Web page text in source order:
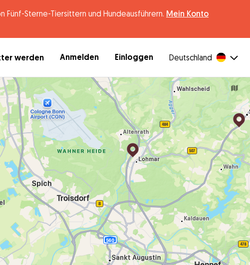
Sterne-Tiersittern und Hundeausführern. Mein Konto
werden Anmelden Einloggen Deutschland